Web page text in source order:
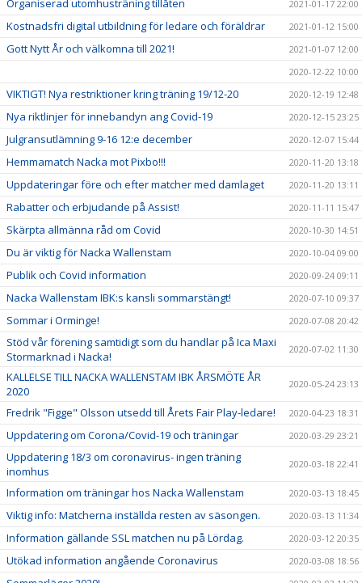
Organiserad utomhusträning tillåten 2021-01-17 22:00
Kostnadsfri digital utbildning för ledare och föräldrar 2021-01-12 15:00
Gott Nytt År och välkomna till 2021!
2021-01-07 12:00
2020-12-22 10:00
VIKTIGT! Nya restriktioner kring träning 19/12-20 2020-12-19 12:48
Nya riktlinjer för innebandyn ang Covid-19 2020-12-15 23:25
Julgransutlämning 9-16 12:e december 2020-12-07 15:44
Hemmamatch Nacka mot Pixbo!!! 2020-11-20 13:18
Uppdateringar före och efter matcher med damlaget 2020-11-20 13:11
Rabatter och erbjudande på Assist! 2020-11-11 15:47
Skärpta allmänna råd om Covid 2020-10-30 14:51
Du är viktig för Nacka Wallenstam 2020-10-04 09:00
Publik och Covid information 2020-09-24 09:11
Nacka Wallenstam IBK:s kansli sommarstängt! 2020-07-10 09:37
Sommar i Orminge! 2020-07-08 20:42
Stöd vår förening samtidigt som du handlar på Ica Maxi
Stormarknad i Nacka!
2020-07-02 11:30
KALLELSE TILL NACKA WALLENSTAM IBK ÅRSMÖTE ÅR
2020
2020-05-24 23:13
Fredrik "Figge" Olsson utsedd till Årets Fair Play-ledare! 2020-04-23 18:31
Uppdatering om Corona/Covid-19 och träningar 2020-03-29 23:21
Uppdatering 18/3 om coronavirus- ingen träning
inomhus
2020-03-18 22:41
Information om träningar hos Nacka Wallenstam 2020-03-13 18:45
Viktig info: Matcherna inställda resten av säsongen. 2020-03-13 11:34
Information gällande SSL matchen nu på Lördag. 2020-03-12 20:35
Utökad information angående Coronavirus 2020-03-08 18:56